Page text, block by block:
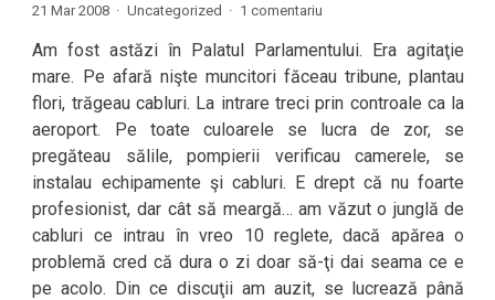
21 Mar 2008 · Uncategorized · 1 comentariu
Am fost astăzi în Palatul Parlamentului. Era agitaţie
mare. Pe afară nişte muncitori făceau tribune, plantau
flori, trăgeau cabluri. La intrare treci prin controale ca la
aeroport. Pe toate culoarele se lucra de zor, se
pregăteau sălile, pompierii verificau camerele, se
instalau echipamente şi cabluri. E drept că nu foarte
profesionist, dar cât să meargă… am văzut o junglă de
cabluri ce intrau în vreo 10 reglete, dacă apărea o
problemă cred că dura o zi doar să-ţi dai seama ce e
pe acolo. Din ce discuţii am auzit, se lucrează până